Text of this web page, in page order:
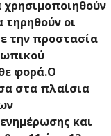
χρησιμοποιηθούν
οι
την προστασία
φορά.Ο
στα πλαίσια
και